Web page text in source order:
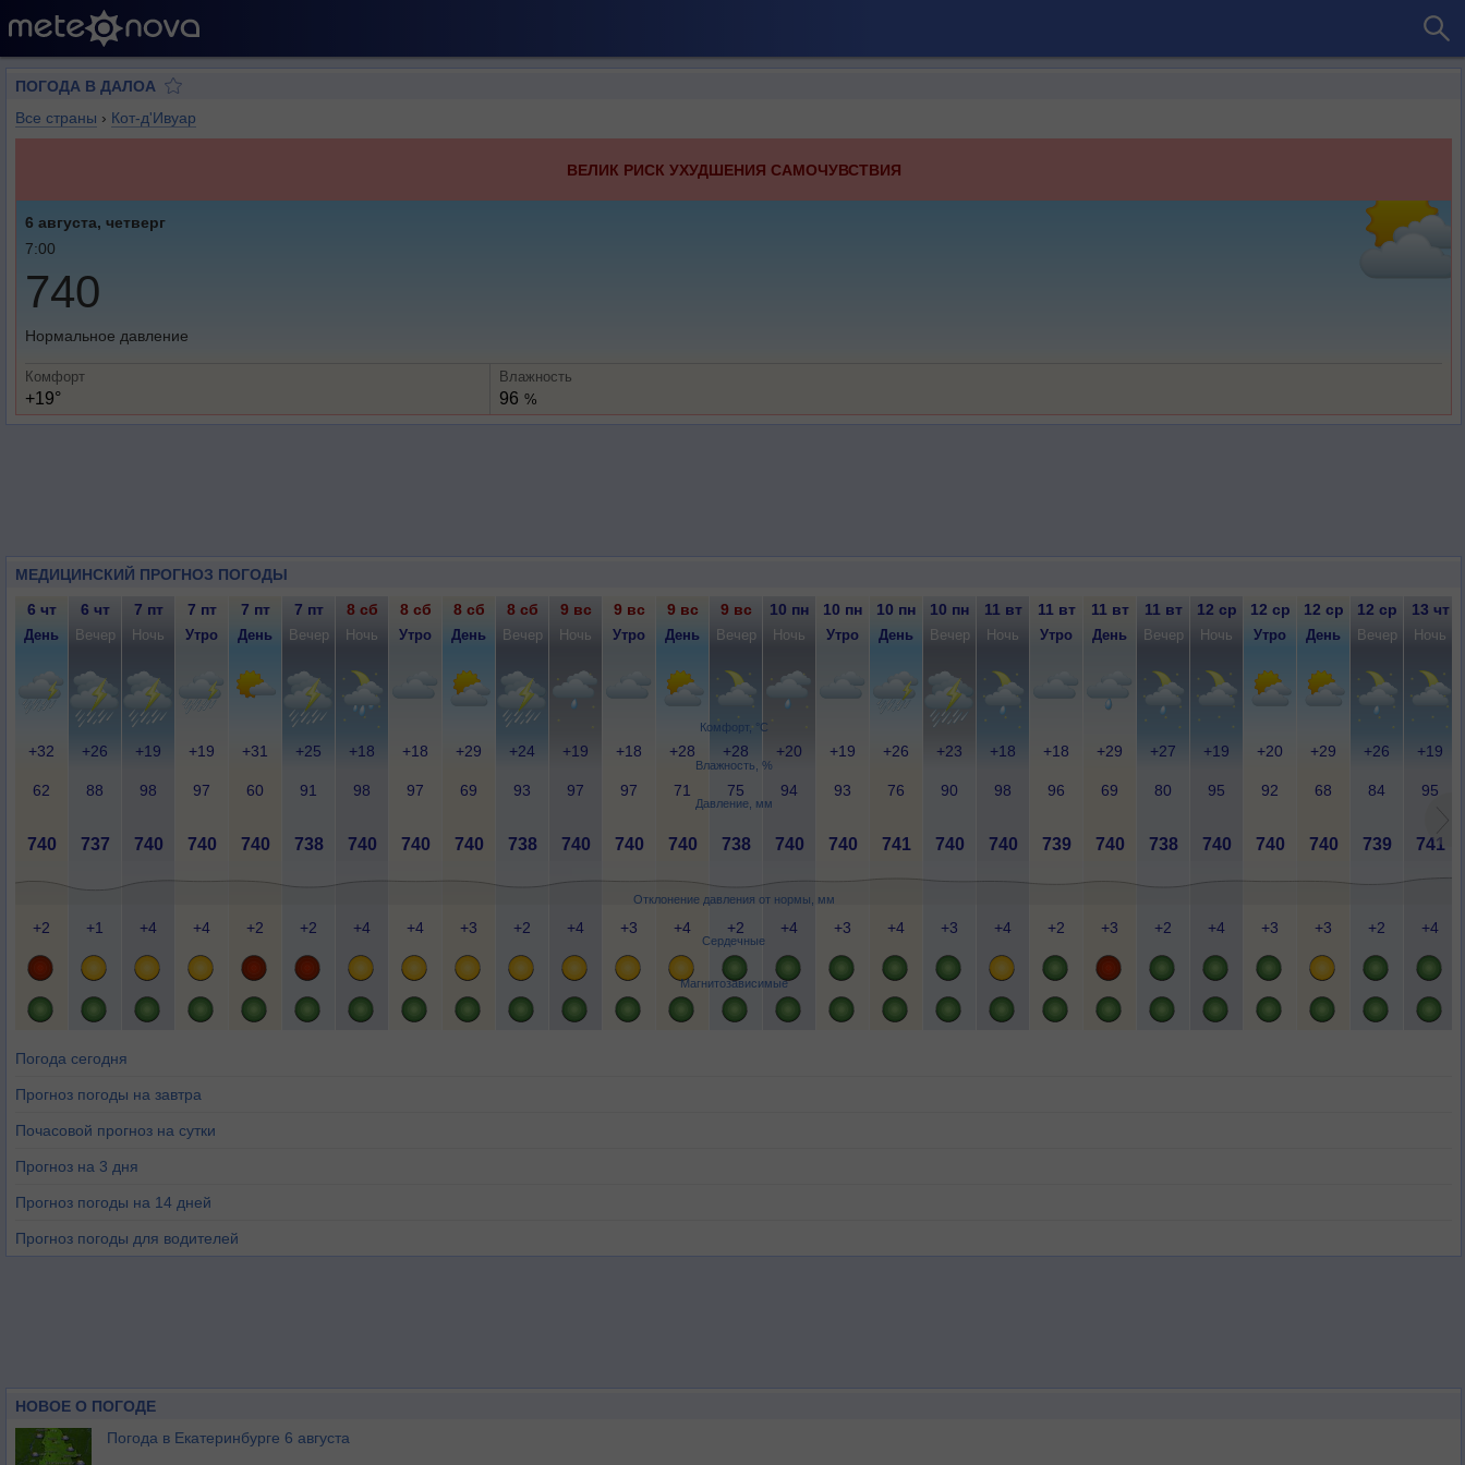
ПОГОДА В ДАЛОА
Все страны › Кот-д'Ивуар
ВЕЛИК РИСК УХУДШЕНИЯ САМОЧУВСТВИЯ
6 августа, четверг
7:00
740
Нормальное давление
Комфорт
+19°
Влажность
96 %
МЕДИЦИНСКИЙ ПРОГНОЗ ПОГОДЫ
Комфорт, °C
Влажность, %
Давление, мм
Отклонение давления от нормы, мм
Сердечные
Магнитозависимые
6 чт 6 чт 7 пт 7 пт 7 пт 7 пт 8 сб 8 сб 8 сб 8 сб 9 вс 9 вс 9 вс 9 вс 10 пн 10 пн 10 пн 10 пн 11 вт 11 вт 11 вт 11 вт 12 ср 12 ср 12 ср 12 ср 13 чт
День Вечер Ночь Утро День Вечер Ночь Утро День Вечер Ночь Утро День Вечер Ночь Утро День Вечер Ночь Утро День Вечер Ночь Утро День Вечер Ночь
+32 +26 +19 +19 +31 +25 +18 +18 +29 +24 +19 +18 +28 +28 +20 +19 +26 +23 +18 +18 +29 +27 +19 +20 +29 +26 +19
62 88 98 97 60 91 98 97 69 93 97 97 71 75 94 93 76 90 98 96 69 80 95 92 68 84 95
740 737 740 740 740 738 740 740 740 738 740 740 740 738 740 740 741 740 740 739 740 738 740 740 740 739 741
+2 +1 +4 +4 +2 +2 +4 +4 +3 +2 +4 +3 +4 +2 +4 +3 +4 +3 +4 +2 +3 +2 +4 +3 +3 +2 +4
Погода сегодня
Прогноз погоды на завтра
Почасовой прогноз на сутки
Прогноз на 3 дня
Прогноз погоды на 14 дней
Прогноз погоды для водителей
НОВОЕ О ПОГОДЕ
Погода в Екатеринбурге 6 августа